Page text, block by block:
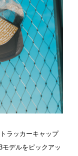
ラッカーキャップ
デルをピックアッ